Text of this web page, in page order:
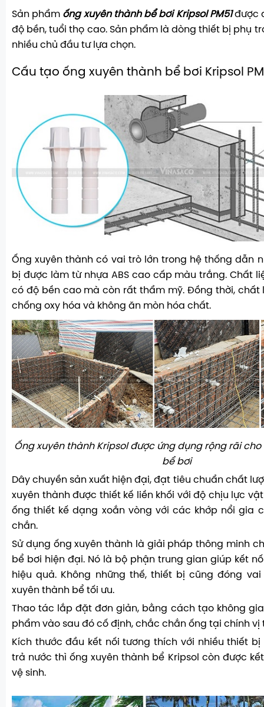
Sản phẩm ống xuyên thành bể bơi Kripsol PM51được
độ bền, tuổi thọ cao. Sản phẩm là dòng thiết bị phụ
nhiều chủ đầu tư lựa chọn.
Cấu tạo ống xuyên thành bể bơi Kripsol
Ống xuyên thành có vai trò lớn trong hệ thống dẫn
bị được làm từ nhựa ABS cao cấp màu trắng. Chất
có độ bền cao mà còn rất thẩm mỹ. Đồng thời, chất
chống oxy hóa và không ăn mòn hóa chất.
Ống xuyên thành Kripsol được ứng dụng rộng rãi
bể bơi
Dây chuyền sản xuất hiện đại, đạt tiêu chuẩn chất
xuyên thành được thiết kế liền khối với độ chịu lực
ống thiết kế dạng xoắn vòng với các khớp nổi gia
chắn.
Sử dụng ống xuyên thành là giải pháp thông minh
bể bơi hiện đại. Nó là bộ phận trung gian giúp kết
hiệu quả. Không những thế, thiết bị cũng đóng
xuyên thành bể tối ưu.
Thao tác lắp đặt đơn giản, bằng cách tạo không
phẩm vào sau đó cố định, chắc chắn ống tại chính vị
Kích thước đầu kết nối tương thích với nhiều thiết bị
trả nước thì ống xuyên thành bể Kripsol còn được
vệ sinh.